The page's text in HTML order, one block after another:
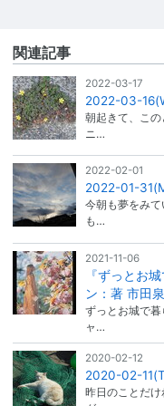
関連記事
2022-03-17
2022-03-
朝起きて、この
ニ…
2022-02-01
2022-01-
今朝も夢をみ
も…
2021-11-06
『ずっとお
ン：著 市田
ずっとお城で
ャ…
2020-02-12
2020-02-
昨日のことだ